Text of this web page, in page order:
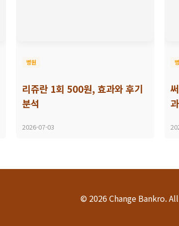
병원
리쥬란 1회 500원, 효과와 후기
분석
2026-07-03
© 2026 Change Bankro.